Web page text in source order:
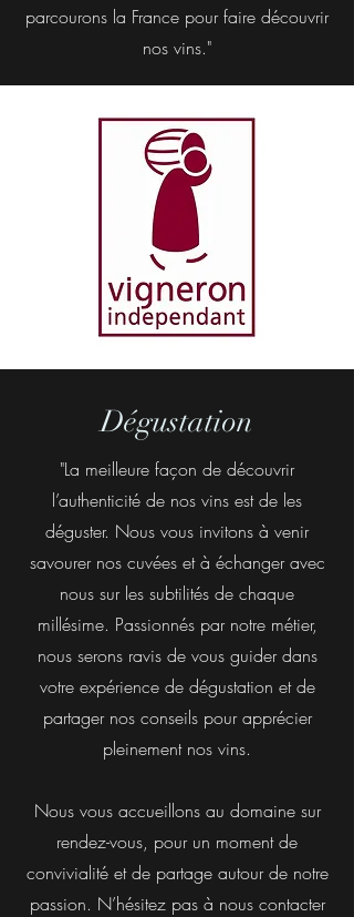
parcourons la France pour faire découvrir
nos vins."
Dégustation
"La meilleure façon de découvrir
l’authenticité de nos vins est de les
déguster. Nous vous invitons à venir
savourer nos cuvées et à échanger avec
nous sur les subtilités de chaque
millésime. Passionnés par notre métier,
nous serons ravis de vous guider dans
votre expérience de dégustation et de
partager nos conseils pour apprécier
pleinement nos vins.
Nous vous accueillons au domaine sur
rendez-vous, pour un moment de
convivialité et de partage autour de notre
passion. N’hésitez pas à nous contacter